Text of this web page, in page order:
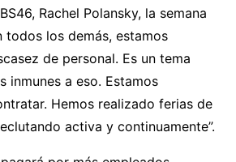
Rachel Polansky, la semana
todos los demás, estamos
de personal. Es un tema
inmunes a eso. Estamos
Hemos realizado ferias de
activa y continuamente”.